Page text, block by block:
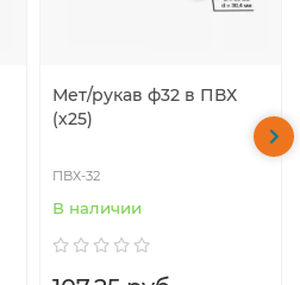
Мет/рукав ф32 в ПВХ
(х25)
ПВХ-32
В наличии